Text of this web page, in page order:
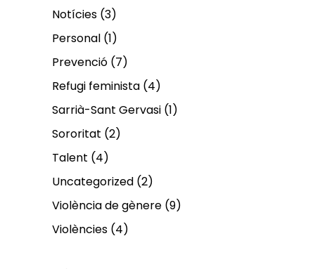
Notícies (3)
Personal (1)
Prevenció (7)
Refugi feminista (4)
Sarrià-Sant Gervasi (1)
Sororitat (2)
Talent (4)
Uncategorized (2)
Violència de gènere (9)
Violències (4)